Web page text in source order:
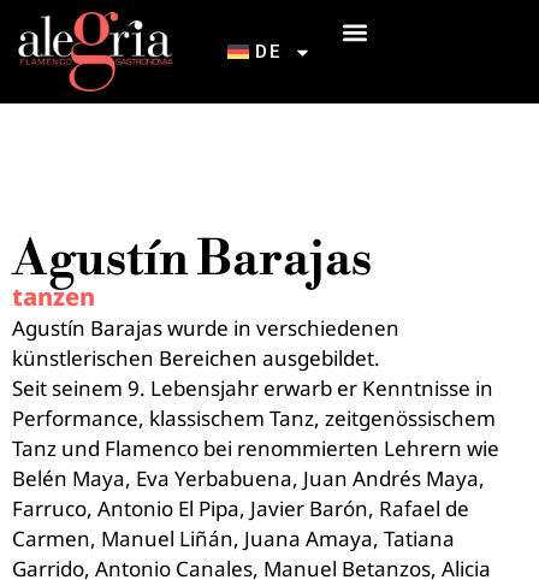
DE
Agustín Barajas
tanzen
Agustín Barajas wurde in verschiedenen
künstlerischen Bereichen ausgebildet.
Seit seinem 9. Lebensjahr erwarb er Kenntnisse in
Performance, klassischem Tanz, zeitgenössischem
Tanz und Flamenco bei renommierten Lehrern wie
Belén Maya, Eva Yerbabuena, Juan Andrés Maya,
Farruco, Antonio El Pipa, Javier Barón, Rafael de
Carmen, Manuel Liñán, Juana Amaya, Tatiana
Garrido, Antonio Canales, Manuel Betanzos, Alicia